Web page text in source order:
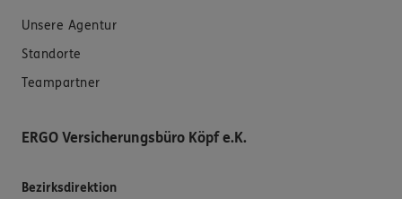
Unsere Agentur
Standorte
Teampartner
ERGO Versicherungsbüro Köpf e.K.
Bezirksdirektion